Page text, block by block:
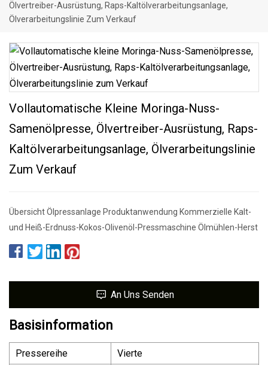
Ölvertreiber-Ausrüstung, Raps-Kaltölverarbeitungsanlage,
Ölverarbeitungslinie Zum Verkauf
Vollautomatische Kleine Moringa-Nuss-
Samenölpresse, Ölvertreiber-Ausrüstung, Raps-
Kaltölverarbeitungsanlage, Ölverarbeitungslinie
Zum Verkauf
Übersicht Ölpressanlage Produktanwendung Kommerzielle Kalt-
und Heiß-Erdnuss-Kokos-Olivenöl-Pressmaschine Ölmühlen-Herst
An Uns Senden
Basisinformation
Pressereihe
Vierte